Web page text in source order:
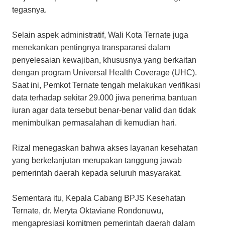
tegasnya.
Selain aspek administratif, Wali Kota Ternate juga
menekankan pentingnya transparansi dalam
penyelesaian kewajiban, khususnya yang berkaitan
dengan program Universal Health Coverage (UHC).
Saat ini, Pemkot Ternate tengah melakukan verifikasi
data terhadap sekitar 29.000 jiwa penerima bantuan
iuran agar data tersebut benar-benar valid dan tidak
menimbulkan permasalahan di kemudian hari.
Rizal menegaskan bahwa akses layanan kesehatan
yang berkelanjutan merupakan tanggung jawab
pemerintah daerah kepada seluruh masyarakat.
Sementara itu, Kepala Cabang BPJS Kesehatan
Ternate, dr. Meryta Oktaviane Rondonuwu,
mengapresiasi komitmen pemerintah daerah dalam